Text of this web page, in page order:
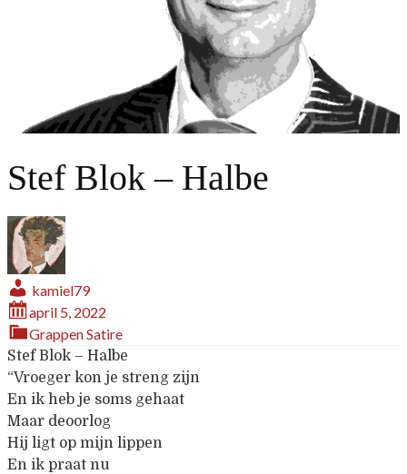
Stef Blok – Halbe
kamiel79
april 5, 2022
GrappenSatire
Stef Blok – Halbe
“Vroeger kon je streng zijn
En ik heb je soms gehaat
Maar deoorlog
Hij ligt op mijn lippen
En ik praat nu